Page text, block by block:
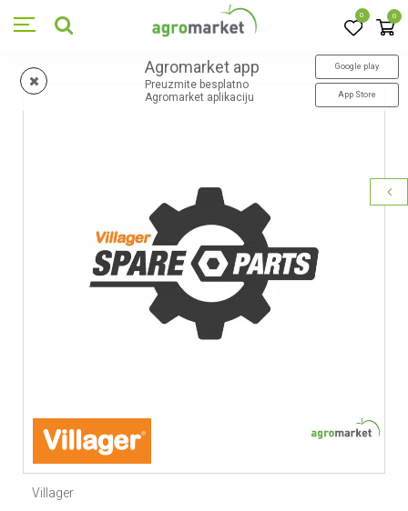
0 0
Agromarket app
Preuzmite besplatno
Agromarket aplikaciju
Google play
App Store
Villager